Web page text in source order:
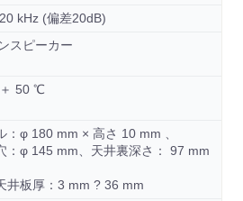
kHz (偏差20dB)
スピーカー
50 ℃
φ 180 mm × 高さ 10 mm 、
：φ 145 mm、天井裏深さ： 97 mm
井板厚：3 mm ? 36 mm